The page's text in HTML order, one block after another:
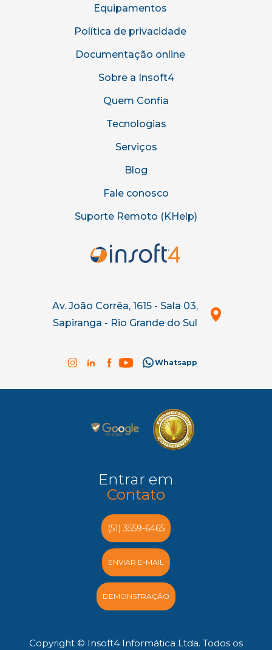
Equipamentos
Política de privacidade
Documentação online
Sobre a Insoft4
Quem Confia
Tecnologias
Serviços
Blog
Fale conosco
Suporte Remoto (KHelp)
Av. João Corrêa, 1615 - Sala 03,
Sapiranga - Rio Grande do Sul
Whatsapp
Entrar em
Contato
(51) 3559-6465
ENVIAR E-MAIL
DEMONSTRAÇÃO
Copyright © Insoft4 Informática Ltda. Todos os